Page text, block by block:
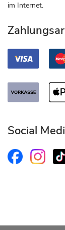
im Internet.
Social